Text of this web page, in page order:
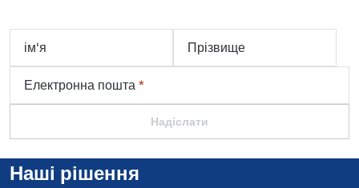
ім'я
Прізвище
Електронна пошта*
Надіслати
Наші рішення